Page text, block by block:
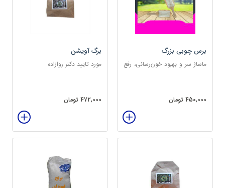
برس چوبی بزرگ
ماساژ سر و بهبود خون‌رسانی، رفع
450,000 تومان
برگ آویشن
مورد تایید دکتر روازاده
472,000 تومان